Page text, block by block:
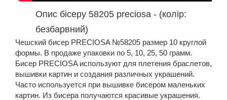
Опис бісеру 58205 preciosa - (колір:
безбарвний)
Чешский бисер PRECIOSA №58205 размер 10 круглой
формы. В продаже упаковки по 5, 10, 25, 50 грамм.
Бисер PRECIOSA используют для плетения браслетов,
вышивки картин и создания различных украшений.
Часто используется при вышивке бисером маленьких
картин. Из бисера получаются красивые украшения.